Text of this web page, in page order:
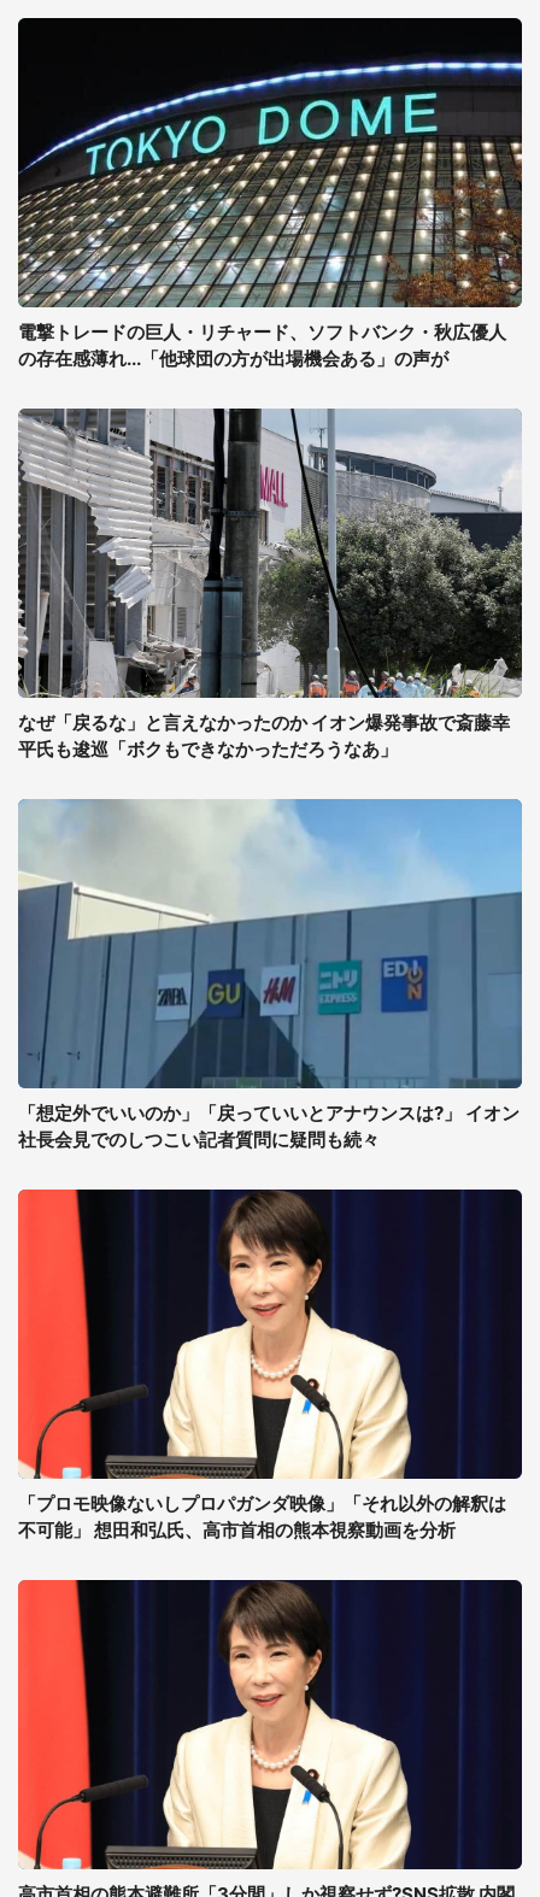
電撃トレードの巨人・リチャード、ソフトバンク・秋広優人
の存在感薄れ...「他球団の方が出場機会ある」の声が
なぜ「戻るな」と言えなかったのか イオン爆発事故で斎藤幸
平氏も逡巡「ボクもできなかっただろうなあ」
「想定外でいいのか」「戻っていいとアナウンスは?」 イオン
社長会見でのしつこい記者質問に疑問も続々
「プロモ映像ないしプロパガンダ映像」「それ以外の解釈は
不可能」 想田和弘氏、高市首相の熊本視察動画を分析